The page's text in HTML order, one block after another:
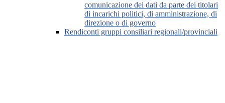
comunicazione dei dati da parte dei titolari
di incarichi politici, di amministrazione, di
direzione o di governo
Rendiconti gruppi consiliari regionali/provinciali